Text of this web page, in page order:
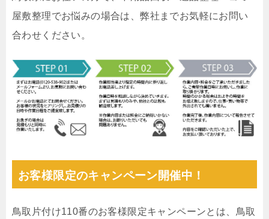
屋敷整理でお悩みの場合は、弊社までお気軽にお問い
合わせください。
お客様限定のキャンペーン開催中！
鳥取片付け110番のお客様限定キャンペーンとは、鳥取